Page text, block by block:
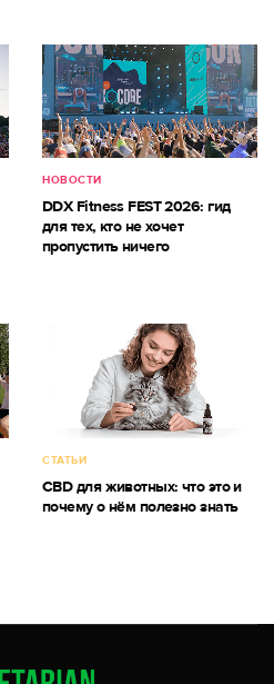
НОВОСТИ
DDX Fitness FEST 2026: гид
для тех, кто не хочет
пропустить ничего
СТАТЬИ
CBD для животных: что это и
почему о нём полезно знать